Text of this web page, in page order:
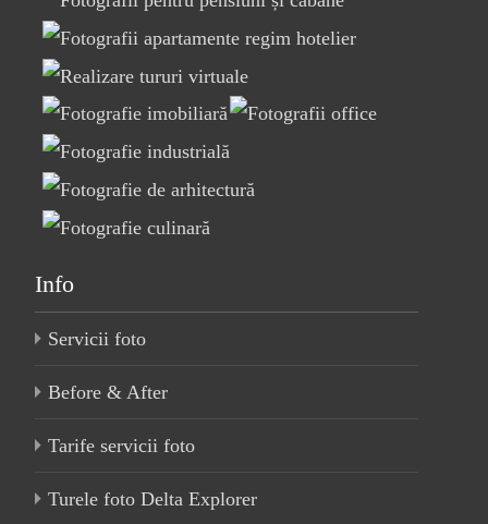
Info
Servicii foto
Before & After
Tarife servicii foto
Turele foto Delta Explorer